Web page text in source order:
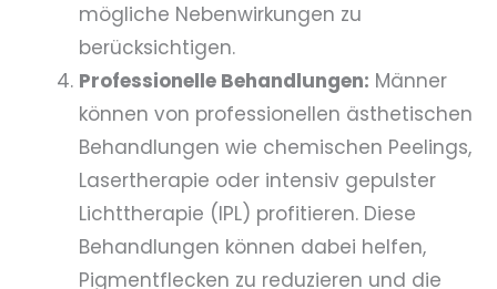
mögliche Nebenwirkungen zu
berücksichtigen.
Professionelle Behandlungen: Männer
können von professionellen ästhetischen
Behandlungen wie chemischen Peelings,
Lasertherapie oder intensiv gepulster
Lichttherapie (IPL) profitieren. Diese
Behandlungen können dabei helfen,
Pigmentflecken zu reduzieren und die